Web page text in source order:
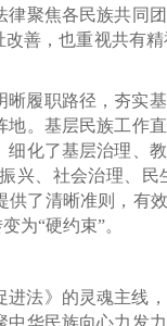
聚焦各民族共同
善，也重视共有
履职路径，夯实
。基层民族工作
化了基层治理、
兴、社会治理、
了清晰准则，有
为“硬约束”。
法》的灵魂主线
华民族向心力发